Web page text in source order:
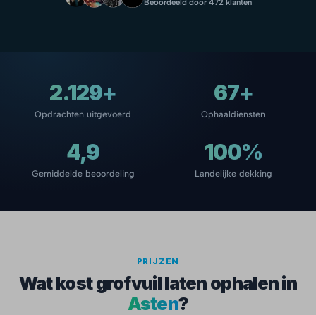
Beoordeeld door 472 klanten
2.129+
Opdrachten uitgevoerd
67+
Ophaaldiensten
4,9
Gemiddelde beoordeling
100%
Landelijke dekking
PRIJZEN
Wat kost grofvuil laten ophalen in
Asten?